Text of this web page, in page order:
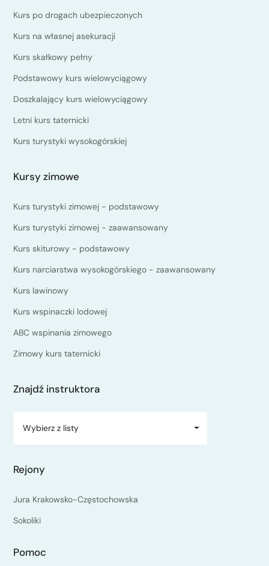
Kurs po drogach ubezpieczonych
Kurs na własnej asekuracji
Kurs skałkowy pełny
Podstawowy kurs wielowyciągowy
Doszkalający kurs wielowyciągowy
Letni kurs taternicki
Kurs turystyki wysokogórskiej
Kursy zimowe
Kurs turystyki zimowej - podstawowy
Kurs turystyki zimowej - zaawansowany
Kurs skiturowy - podstawowy
Kurs narciarstwa wysokogórskiego - zaawansowany
Kurs lawinowy
Kurs wspinaczki lodowej
ABC wspinania zimowego
Zimowy kurs taternicki
Znajdź instruktora
Wybierz z listy
Rejony
Jura Krakowsko-Częstochowska
Sokoliki
Pomoc